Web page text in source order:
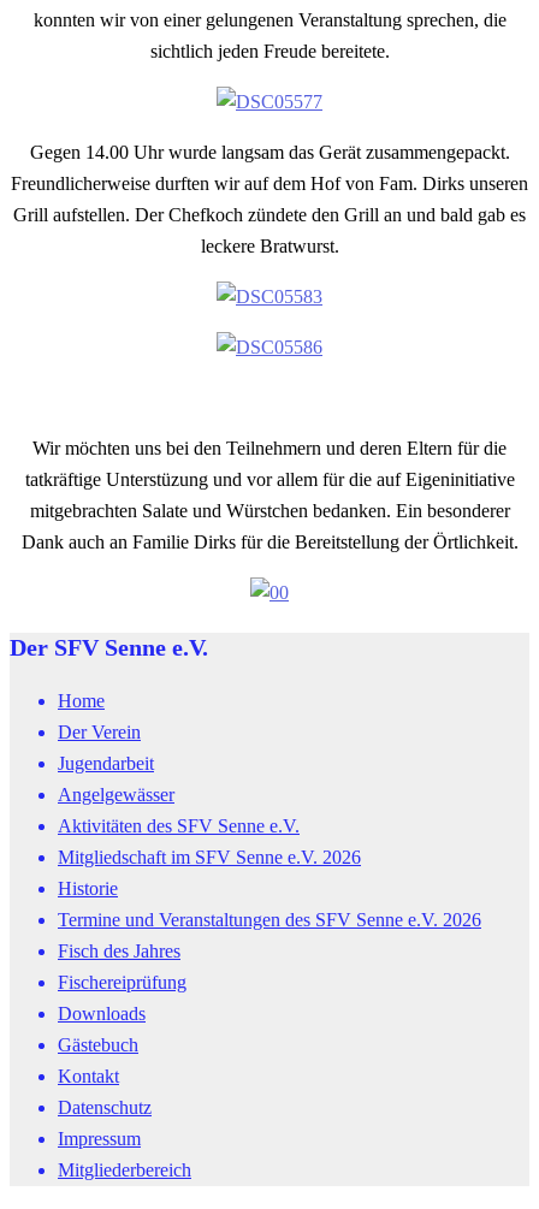
konnten wir von einer gelungenen Veranstaltung sprechen, die
sichtlich jeden Freude bereitete.
Gegen 14.00 Uhr wurde langsam das Gerät zusammengepackt.
Freundlicherweise durften wir auf dem Hof von Fam. Dirks unseren
Grill aufstellen. Der Chefkoch zündete den Grill an und bald gab es
leckere Bratwurst.
Wir möchten uns bei den Teilnehmern und deren Eltern für die
tatkräftige Unterstüzung und vor allem für die auf Eigeninitiative
mitgebrachten Salate und Würstchen bedanken. Ein besonderer
Dank auch an Familie Dirks für die Bereitstellung der Örtlichkeit.
Der SFV Senne e.V.
Home
Der Verein
Jugendarbeit
Angelgewässer
Aktivitäten des SFV Senne e.V.
Mitgliedschaft im SFV Senne e.V. 2026
Historie
Termine und Veranstaltungen des SFV Senne e.V. 2026
Fisch des Jahres
Fischereiprüfung
Downloads
Gästebuch
Kontakt
Datenschutz
Impressum
Mitgliederbereich